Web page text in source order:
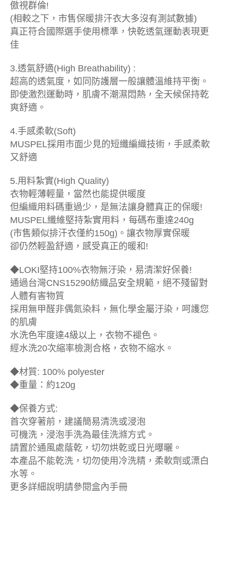
傲視群倫!
(相較之下，市售保暖排汗衣大多沒有測試數據)
真正符合國際選手使用標準，快乾透氣運動表現更
佳
3.透氣舒適(High Breathability) :
超高的透氣度，如同防護層一般讓體溫維持平衡。
即使激烈運動時，肌膚不潮濕悶熱，全天候保持乾
爽舒適。
4.手感柔軟(Soft)
MUSPEL採用市面少見的短纖編織技術，手感柔軟
又舒適
5.用料紮實(High Quality)
衣物輕薄輕量，當然也能提供暖度
但編織用料碼重過少，是無法讓身體真正的保暖!
MUSPEL纖維堅持紮實用料，每碼布重達240g
(市售類似排汗衣僅約150g)。讓衣物厚實保暖
卻仍然輕盈舒適，感受真正的暖和!
◆LOKI堅持100%衣物無汙染，易清潔好保養!
通過台灣CNS15290紡織品安全規範，絕不殘留對
人體有害物質
採用無甲醛非偶氮染料，無化學金屬汙染，呵護您
的肌膚
水洗色牢度達4級以上，衣物不褪色。
經水洗20次縮率檢測合格，衣物不縮水。
◆材質: 100% polyester
◆重量：約120g
◆保養方式:
首次穿著前，建議簡易清洗或浸泡
可機洗，浸泡手洗為最佳洗滌方式。
請置於通風處蔭乾，切勿烘乾或日光曝曬。
本產品不能乾洗，切勿使用冷洗精，柔軟劑或漂白
水等。
更多詳細說明請參閱盒內手冊